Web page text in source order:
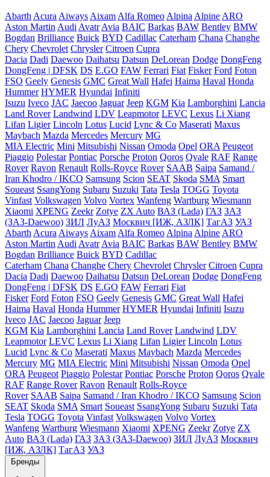
Abarth Acura Aiways Aixam Alfa Romeo Alpina Alpine ARO
Aston Martin Audi Avatr Avia BAIC Barkas BAW Bentley BMW
Bogdan Brilliance Buick BYD Cadillac Caterham Chana Changhe
Chery Chevrolet Chrysler Citroen Cupra
Dacia Dadi Daewoo Daihatsu Datsun DeLorean Dodge DongFeng
DongFeng | DFSK DS E.GO FAW Ferrari Fiat Fisker Ford Foton
FSO Geely Genesis GMC Great Wall Hafei Haima Haval Honda
Hummer HYMER Hyundai Infiniti
Isuzu Iveco JAC Jaecoo Jaguar Jeep KGM Kia Lamborghini Lancia
Land Rover Landwind LDV Leapmotor LEVC Lexus Li Xiang
Lifan Ligier Lincoln Lotus Lucid Lync & Co Maserati Maxus
Maybach Mazda Mercedes Mercury MG
MIA Electric Mini Mitsubishi Nissan Omoda Opel ORA Peugeot
Piaggio Polestar Pontiac Porsche Proton Qoros Qvale RAF Range
Rover Ravon Renault Rolls-Royce Rover SAAB Saipa Samand /
Iran Khodro / IKCO Samsung Scion SEAT Skoda SMA Smart
Soueast SsangYong Subaru Suzuki Tata Tesla TOGG Toyota
Vinfast Volkswagen Volvo Vortex Wanfeng Wartburg Wiesmann
Xiaomi XPENG Zeekr Zotye ZX Auto ВАЗ (Lada) ГАЗ ЗАЗ
(ЗАЗ-Daewoo) ЗИЛ ЛуАЗ Москвич [ИЖ, АЗЛК] ТагАЗ УАЗ
Abarth Acura Aiways Aixam Alfa Romeo Alpina Alpine ARO
Aston Martin Audi Avatr Avia BAIC Barkas BAW Bentley BMW
Bogdan Brilliance Buick BYD Cadillac
Caterham Chana Changhe Chery Chevrolet Chrysler Citroen Cupra
Dacia Dadi Daewoo Daihatsu Datsun DeLorean Dodge DongFeng
DongFeng | DFSK DS E.GO FAW Ferrari Fiat
Fisker Ford Foton FSO Geely Genesis GMC Great Wall Hafei
Haima Haval Honda Hummer HYMER Hyundai Infiniti Isuzu
Iveco JAC Jaecoo Jaguar Jeep
KGM Kia Lamborghini Lancia Land Rover Landwind LDV
Leapmotor LEVC Lexus Li Xiang Lifan Ligier Lincoln Lotus
Lucid Lync & Co Maserati Maxus Maybach Mazda Mercedes
Mercury MG MIA Electric Mini Mitsubishi Nissan Omoda Opel
ORA Peugeot Piaggio Polestar Pontiac Porsche Proton Qoros Qvale
RAF Range Rover Ravon Renault Rolls-Royce
Rover SAAB Saipa Samand / Iran Khodro / IKCO Samsung Scion
SEAT Skoda SMA Smart Soueast SsangYong Subaru Suzuki Tata
Tesla TOGG Toyota Vinfast Volkswagen Volvo Vortex
Wanfeng Wartburg Wiesmann Xiaomi XPENG Zeekr Zotye ZX
Auto ВАЗ (Lada) ГАЗ ЗАЗ (ЗАЗ-Daewoo) ЗИЛ ЛуАЗ Москвич
[ИЖ, АЗЛК] ТагАЗ УАЗ
Бренды